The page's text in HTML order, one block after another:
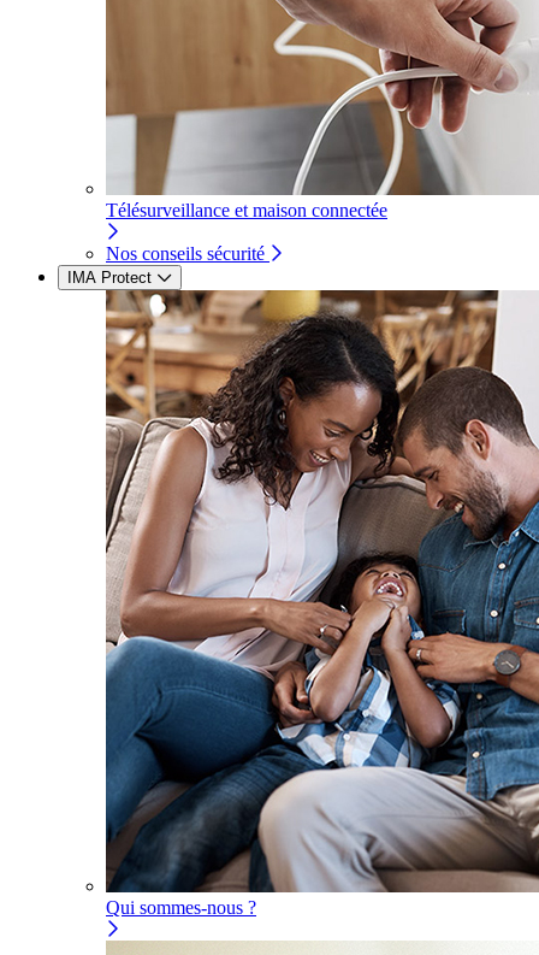
Télésurveillance et maison connectée
Nos conseils sécurité
IMA Protect
Qui sommes-nous ?